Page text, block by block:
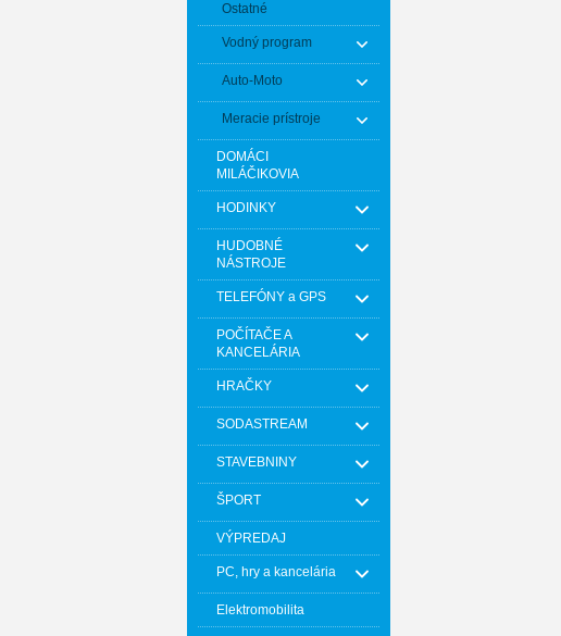
Ostatné
Vodný program
Auto-Moto
Meracie prístroje
DOMÁCI
MILÁČIKOVIA
HODINKY
HUDOBNÉ
NÁSTROJE
TELEFÓNY a GPS
POČÍTAČE A
KANCELÁRIA
HRAČKY
SODASTREAM
STAVEBNINY
ŠPORT
VÝPREDAJ
PC, hry a kancelária
Elektromobilita